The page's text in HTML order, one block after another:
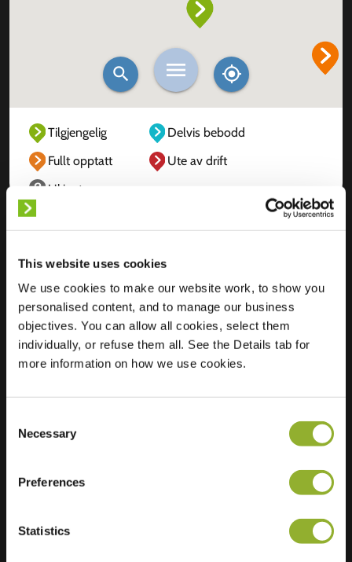
This website uses cookies
We use cookies to make our website work, to show you
personalised content, and to manage our business
objectives. You can allow all cookies, select them
individually, or refuse them all. See the Details tab for
more information on how we use cookies.
Selection
Necessary
Preferences
Statistics
Tilgjengelig
Delvis bebodd
Fullt opptatt
Ute av drift
Ukjent
Sted
Werfstraat 1
7411 CX Deventer
Nederland
Regular Charging 2 of 2 available